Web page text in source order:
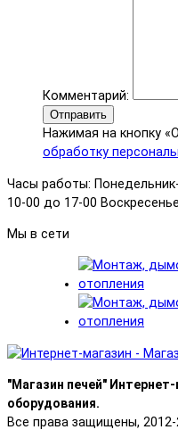
Комментарий:
Отправить
Нажимая на кнопку
обработку
Часы работы:
10-00 до 17-00
Мы в сети
"Магазин печей"
оборудования.
Все права защищены, 2012-